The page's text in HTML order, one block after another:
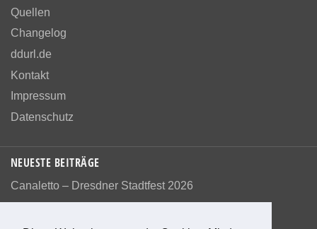
Quellen
Changelog
ddurl.de
Kontakt
Impressum
Datenschutz
NEUESTE BEITRÄGE
Canaletto – Dresdner Stadtfest 2026